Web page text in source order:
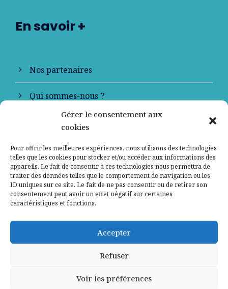
Gérer le consentement aux
cookies
Pour offrir les meilleures expériences, nous utilisons des technologies
telles que les cookies pour stocker et/ou accéder aux informations des
appareils. Le fait de consentir à ces technologies nous permettra de
traiter des données telles que le comportement de navigation ou les
ID uniques sur ce site. Le fait de ne pas consentir ou de retirer son
consentement peut avoir un effet négatif sur certaines
caractéristiques et fonctions.
Accepter
Refuser
Voir les préférences
En savoir +
Nos partenaires
Qui sommes-nous ?
Contactez-nous
Mentions légales
Politique de confidentialité